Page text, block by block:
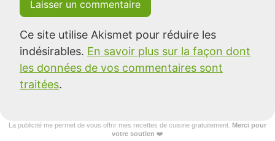
Ce site utilise Akismet pour réduire les
indésirables. En savoir plus sur la façon dont
les données de vos commentaires sont
traitées.
La publicité me permet de vous offrir mes recettes de cuisine gratuitement. Merci pour
votre soutien ❤️